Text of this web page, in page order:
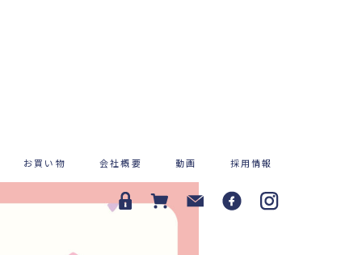
お買い物 会社概要 動画 採用情報